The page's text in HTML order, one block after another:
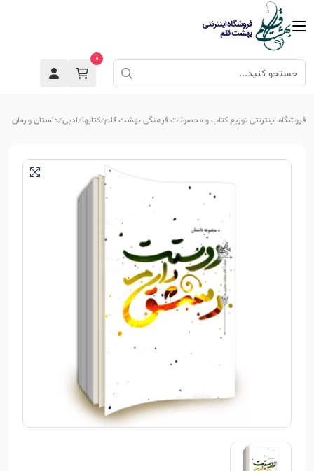
0
فروشگاه اینترنتی توزیع کتاب و محصولات فرهنگی بهشت قلم کتابها ادبی داستان و رمان